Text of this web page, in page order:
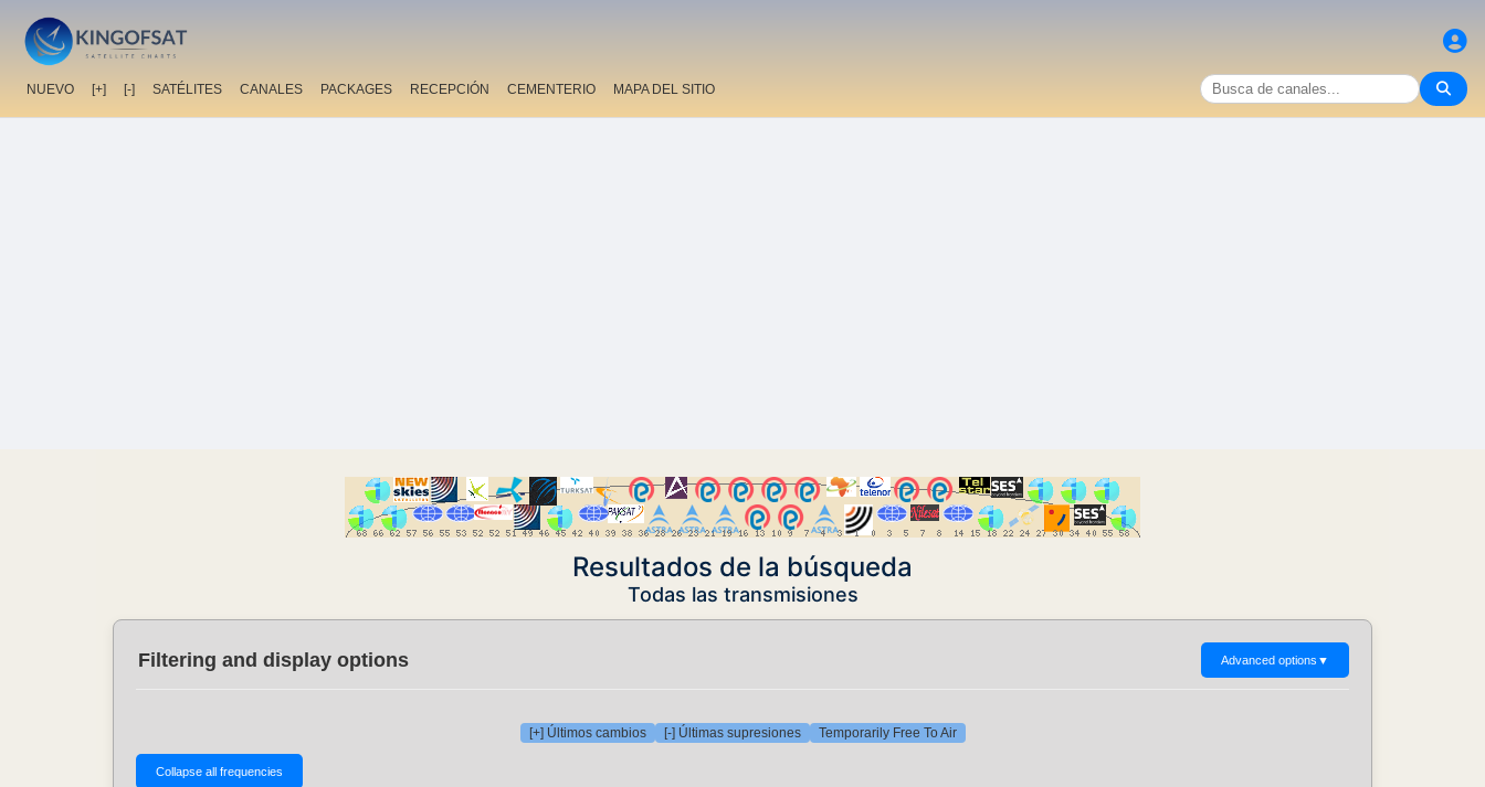
NUEVO [+] [-] SATÉLITES CANALES PACKAGES RECEPCIÓN CEMENTERIO MAPA DEL SITIO
Resultados de la búsqueda
Todas las transmisiones
Filtering and display options Advanced options ▼
[+] Últimos cambios [-] Últimas supresiones Temporarily Free To Air